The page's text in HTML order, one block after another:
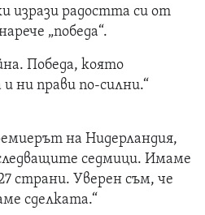
изрази радостта си от
„победа“.
Победа, която
ни прави по-силни.“
на Нидерландия,
седмици. Имаме
страни. Уверен съм, че
сделката.“